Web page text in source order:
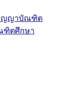
ริญญาบัณฑิต
ฑิตศึกษา